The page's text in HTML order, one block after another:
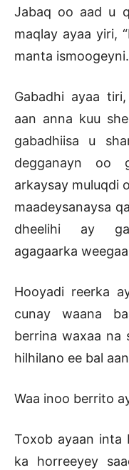
Jabaq oo aad u
maqlay ayaa yiri,
manta
Gabadhi ayaa
aan anna kuu
gabadhiisa u
degganayn oo
arkaysay muluqdi
maadeysanaysa
dheelihi ay
agagaarka
Hooyadi reerka
cunay waana
berrina waxaa na
hilhilano ee bal
Waa inoo berrito
Toxob ayaan inta
ka horreeyey